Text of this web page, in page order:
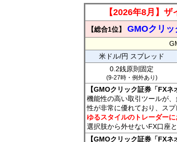
【2026年8月】
【総合1位】 GMOクリッ
米ドル/円 スプレッド
0.2銭原則固定
(9-27時・例外あり)
【GMOクリック証券「FXネ
機能性の高い取引ツールが
性が非常に優れており、ス
ゆるスタイルのトレーダー
選択肢から外せないFX口座と
【GMOクリック証券「FXネ